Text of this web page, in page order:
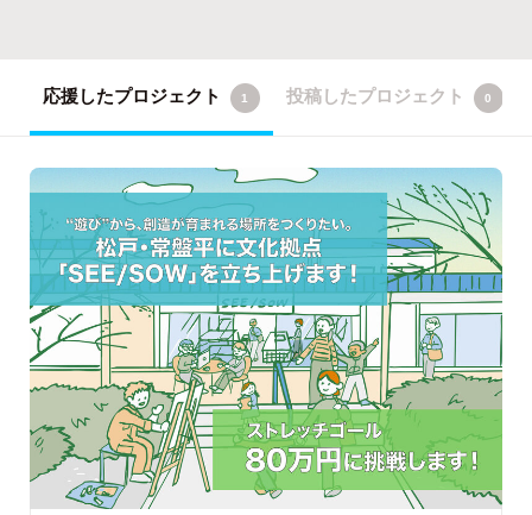
応援したプロジェクト 1 投稿したプロジェクト 0